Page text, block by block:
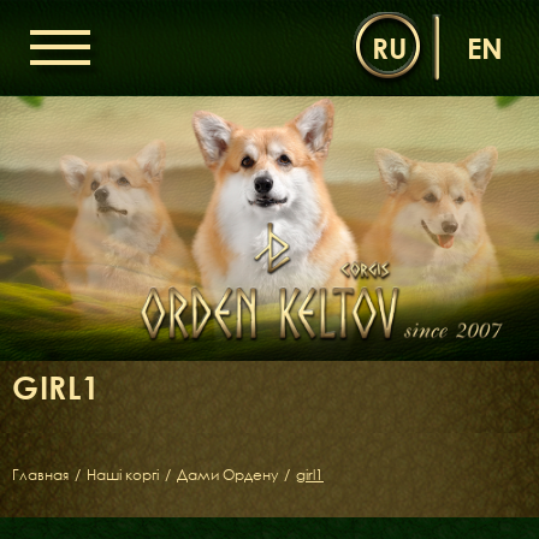
GIRL1
Главная / Наші коргі / Дами Ордену / girl1
RU EN
ОРДЕН КЕЛЬТІВ
НОВИНИ
ДИТЯЧА КІМНАТА
КОНТАКТИ
НАШІ КОРГІ
ДАМИ ОРДЕНУ
КАВАЛЕРИ ОРДЕНУ
ДИТЯЧА КІМНАТА
БІБЛІОТЕКА
МІФИ